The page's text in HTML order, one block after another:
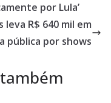
por Lula’
R$ 640 mil em
pública por shows